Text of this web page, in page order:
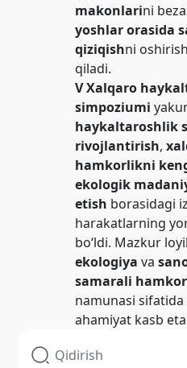
makonlarini
yoshlar orasida
qiziqishni
qiladi.
V Xalqaro
simpoziumi
haykaltaroshlik
rivojlantirish,
hamkorlikni
ekologik
etish borasidagi
harakatlarning
bo‘ldi. Mazkur
ekologiya va
samarali
namunasi sifatida
ahamiyat kasb